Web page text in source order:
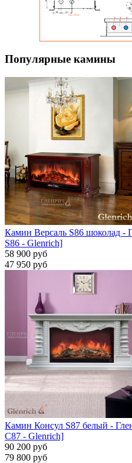
Популярные камины
Камин Версаль S86 шоколад -
S86 - Glenrich]
58 900 руб
47 950 руб
Камин Консул S87 белый -
С87 - Glenrich]
90 200 руб
79 800 руб